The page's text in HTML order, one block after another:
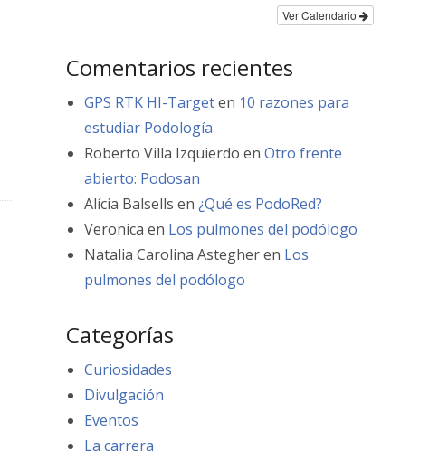
Ver Calendario
Comentarios recientes
GPS RTK HI-Targeten 10 razones para
estudiar Podología
Roberto Villa Izquierdo enOtro frente
abierto: Podosan
Alícia Balsells en¿Qué es PodoRed?
Veronica en Los pulmones del podólogo
Natalia Carolina Astegheren Los
pulmones del podólogo
Categorías
Curiosidades
Divulgación
Eventos
La carrera